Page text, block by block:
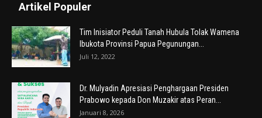
Artikel Populer
Tim Inisiator Peduli Tanah Hubula Tolak Wamena
Ibukota Provinsi Papua Pegunungan...
Juli 12, 2022
Dr. Mulyadin Apresiasi Penghargaan Presiden
Prabowo kepada Don Muzakir atas Peran...
Januari 8, 2026